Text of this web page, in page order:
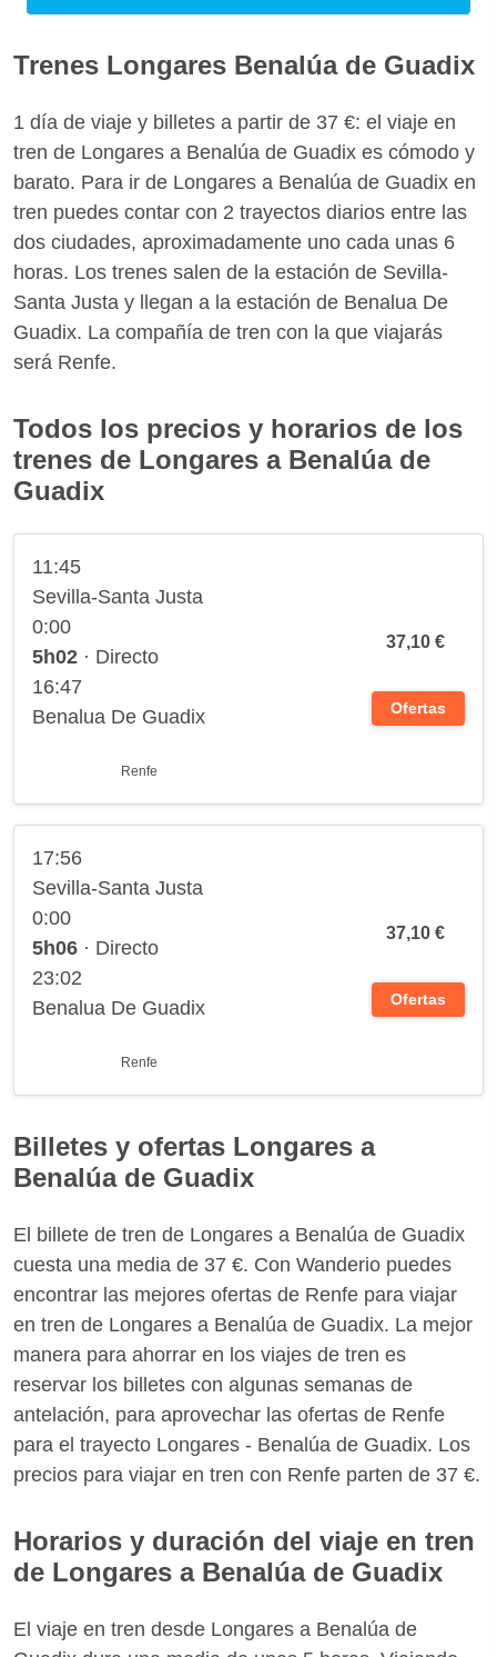
Trenes Longares Benalúa de Guadix
1 día de viaje y billetes a partir de 37 €: el viaje en
tren de Longares a Benalúa de Guadix es cómodo y
barato. Para ir de Longares a Benalúa de Guadix en
tren puedes contar con 2 trayectos diarios entre las
dos ciudades, aproximadamente uno cada unas 6
horas. Los trenes salen de la estación de Sevilla-
Santa Justa y llegan a la estación de Benalua De
Guadix. La compañía de tren con la que viajarás
será Renfe.
Todos los precios y horarios de los
trenes de Longares a Benalúa de
Guadix
11:45
Sevilla-Santa Justa
0:00
5h02 · Directo
16:47
Benalua De Guadix
Renfe
37,10 €
Ofertas
17:56
Sevilla-Santa Justa
0:00
5h06 · Directo
23:02
Benalua De Guadix
Renfe
37,10 €
Ofertas
Billetes y ofertas Longares a
Benalúa de Guadix
El billete de tren de Longares a Benalúa de Guadix
cuesta una media de 37 €. Con Wanderio puedes
encontrar las mejores ofertas de Renfe para viajar
en tren de Longares a Benalúa de Guadix. La mejor
manera para ahorrar en los viajes de tren es
reservar los billetes con algunas semanas de
antelación, para aprovechar las ofertas de Renfe
para el trayecto Longares - Benalúa de Guadix. Los
precios para viajar en tren con Renfe parten de 37 €.
Horarios y duración del viaje en tren
de Longares a Benalúa de Guadix
El viaje en tren desde Longares a Benalúa de